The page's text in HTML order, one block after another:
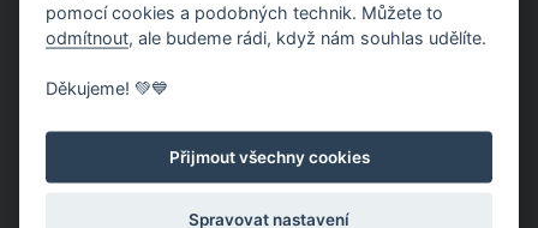
pomocí cookies a podobných technik. Můžete to
odmítnout , ale budeme rádi, když nám souhlas udělíte.
Děkujeme! 💚💙
Přijmout všechny cookies
Spravovat nastavení